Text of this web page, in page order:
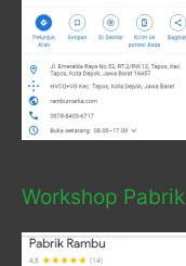
Workshop